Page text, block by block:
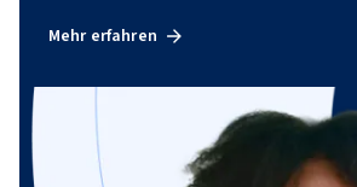
Mehr erfahren